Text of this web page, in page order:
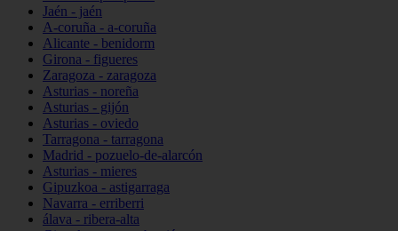
Jaén - jaén
A-coruña - a-coruña
Alicante - benidorm
Girona - figueres
Zaragoza - zaragoza
Asturias - noreña
Asturias - gijón
Asturias - oviedo
Tarragona - tarragona
Madrid - pozuelo-de-alarcón
Asturias - mieres
Gipuzkoa - astigarraga
Navarra - erriberri
álava - ribera-alta